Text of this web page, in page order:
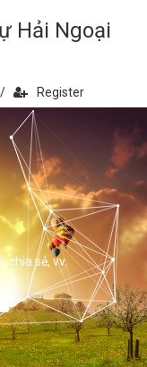
Hải Ngoại
/ Register
chia sẻ, vv.